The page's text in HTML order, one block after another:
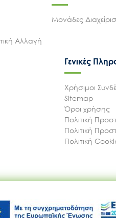
Αλλαγή
Μονάδες
Γενικές
Χρήσιμοι
Sitemap
Όροι χρήσης
Πολιτική
Πολιτική
Πολιτική